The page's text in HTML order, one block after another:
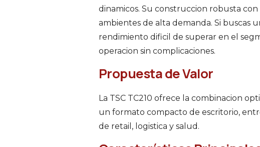
dinamicos. Su construccion robusta
ambientes de alta demanda. Si buscas
rendimiento dificil de superar en el
operacion sin complicaciones.
Propuesta de Valor
La TSC TC210 ofrece la combinacion
un formato compacto de escritorio,
de retail, logistica y salud.